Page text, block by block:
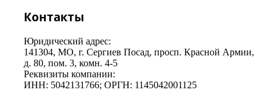
Контакты
Юридический адрес:
141304, МO, г. Сергиев Посад, просп. Красной Армии,
д. 80, пом. 3, комн. 4-5
Реквизиты компании:
ИНН: 5042131766; ОРГН: 1145042001125